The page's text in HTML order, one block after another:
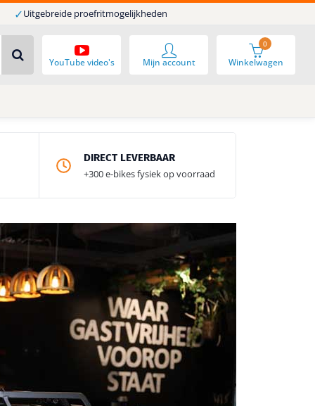
✓Uitgebreide proefritmogelijkheden
YouTube video's Winkelwagen
0
Mijn account
DIRECT LEVERBAAR
+300 e-bikes fysiek op voorraad